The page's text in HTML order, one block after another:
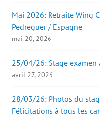
Mai 2026: Retraite Wing
Pedreguer / Espagne
mai 20, 2026
25/04/26: Stage examen
avril 27, 2026
28/03/26: Photos du
Félicitations à tous les